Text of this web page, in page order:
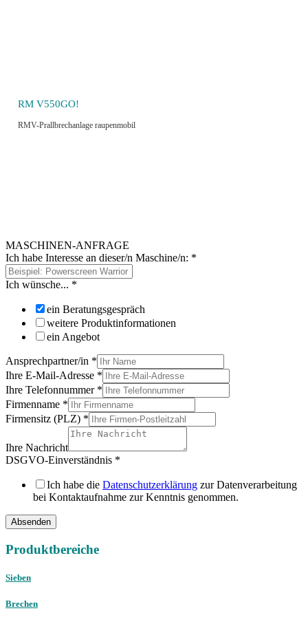
RM V550GO!
RMV-Prallbrechanlage raupenmobil
MASCHINEN-ANFRAGE
Ich habe Interesse an dieser/n Maschine/n: *
Ich wünsche... *
ein Beratungsgespräch
weitere Produktinformationen
ein Angebot
Ansprechpartner/in *
Ihre E-Mail-Adresse *
Ihre Telefonnummer *
Firmenname *
Firmensitz (PLZ) *
Ihre Nachricht
DSGVO-Einverständnis *
Ich habe die Datenschutzerklärung zur Datenverarbeitung
bei Kontaktaufnahme zur Kenntnis genommen.
Absenden
Produktbereiche
Sieben
Brechen